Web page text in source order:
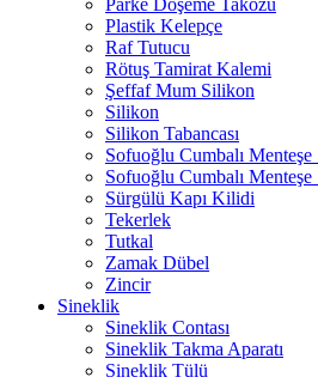
Plastik Kelepçe
Raf Tutucu
Rötuş Tamirat Kalemi
Şeffaf Mum Silikon
Silikon
Silikon Tabancası
Sofuoğlu Cumbalı Menteşe
Sofuoğlu Cumbalı Menteşe
Sürgülü Kapı Kilidi
Tekerlek
Tutkal
Zamak Dübel
Zincir
Sineklik
Sineklik Contası
Sineklik Takma Aparatı
Sineklik Tülü